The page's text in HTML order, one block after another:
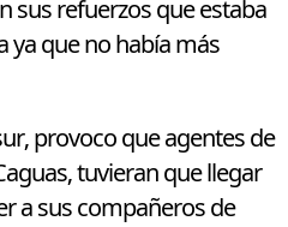
sus refuerzos que estaba
ya que no había más
provoco que agentes de
tuvieran que llegar
a sus compañeros de